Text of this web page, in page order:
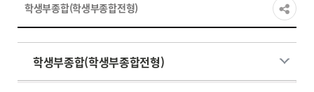
학생부종합(학생부종합전형)
학생부종합(학생부종합전형)